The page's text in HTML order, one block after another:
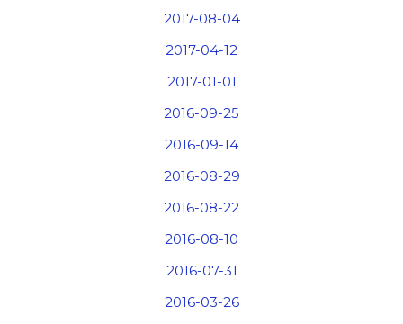
2017-08-04
2017-04-12
2017-01-01
2016-09-25
2016-09-14
2016-08-29
2016-08-22
2016-08-10
2016-07-31
2016-03-26